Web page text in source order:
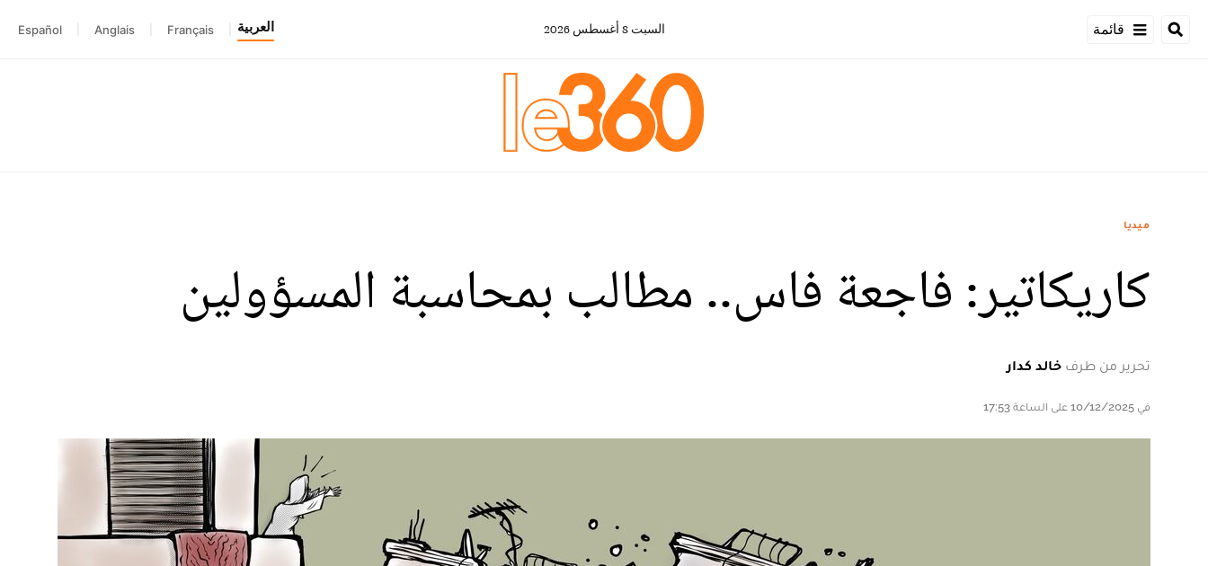
قائمة السبت 8 أغسطس 2026 العربية Français
Anglais
Español
ميديا
كاريكاتير: فاجعة فاس.. مطالب بمحاسبة المسؤولين
تحرير من طرف خالد كدار
في 10/12/2025 على الساعة 17:53